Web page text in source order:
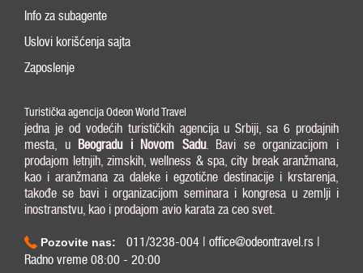
Info za subagente
Uslovi korišćenja sajta
Zaposlenje
Turistička agencija Odeon World Travel
jedna je od vodećih turističkih agencija u Srbiji, sa 6 prodajnih
mesta, u Beogradu i Novom Sadu. Bavi se organizacijom i
prodajom letnjih, zimskih, wellness & spa, city break aranžmana,
kao i aranžmana za daleke i egzotične destinacije i krstarenja,
takođe se bavi i organizacijom seminara i kongresa u zemlji i
inostranstvu, kao i prodajom avio karata za ceo svet.
Pozovite nas:
011/3238-004 | office@odeontravel.rs |
Radno vreme 08:00 - 20:00